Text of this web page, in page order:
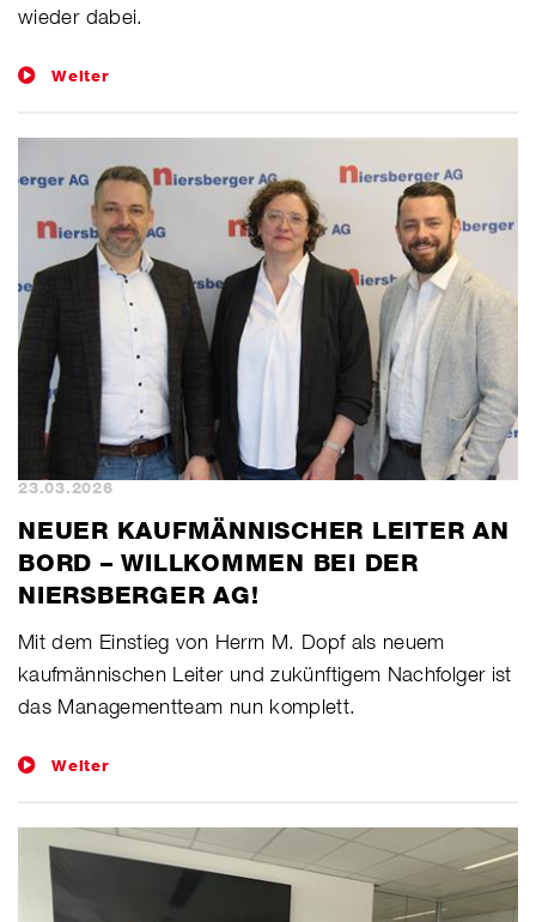
wieder dabei.
Weiter
23.03.2026
NEUER KAUFMÄNNISCHER LEITER AN
BORD – WILLKOMMEN BEI DER
NIERSBERGER AG!
Mit dem Einstieg von Herrn M. Dopf als neuem
kaufmännischen Leiter und zukünftigem Nachfolger ist
das Managementteam nun komplett.
Weiter